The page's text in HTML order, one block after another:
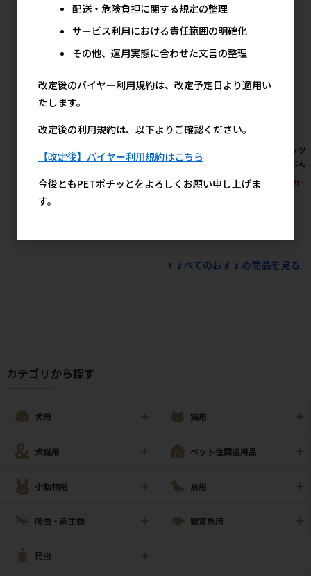
［ペティオ］猫小町ソフトハー
ネスリード まり S レッド
参考上代 2,125円
［ペットプロジャパン］おさん
ぽ用エチケットパック 110枚入
［ペッ
ぶんぶん
メーカ
すべてのおすすめ商品を見る
カテゴリから探す
犬用 猫用
犬猫用 ペット住関連用品
小動物用 鳥用
爬虫・両生類 観賞魚用
昆虫
配送・危険負担に関する規定の整理
サービス利用における責任範囲の明確化
その他、運用実態に合わせた文言の整理
改定後のバイヤー利用規約は、改定予定日より適用い
たします。
改定後の利用規約は、以下よりご確認ください。
【改定後】バイヤー利用規約はこちら
今後ともPETポチッとをよろしくお願い申し上げま
す。